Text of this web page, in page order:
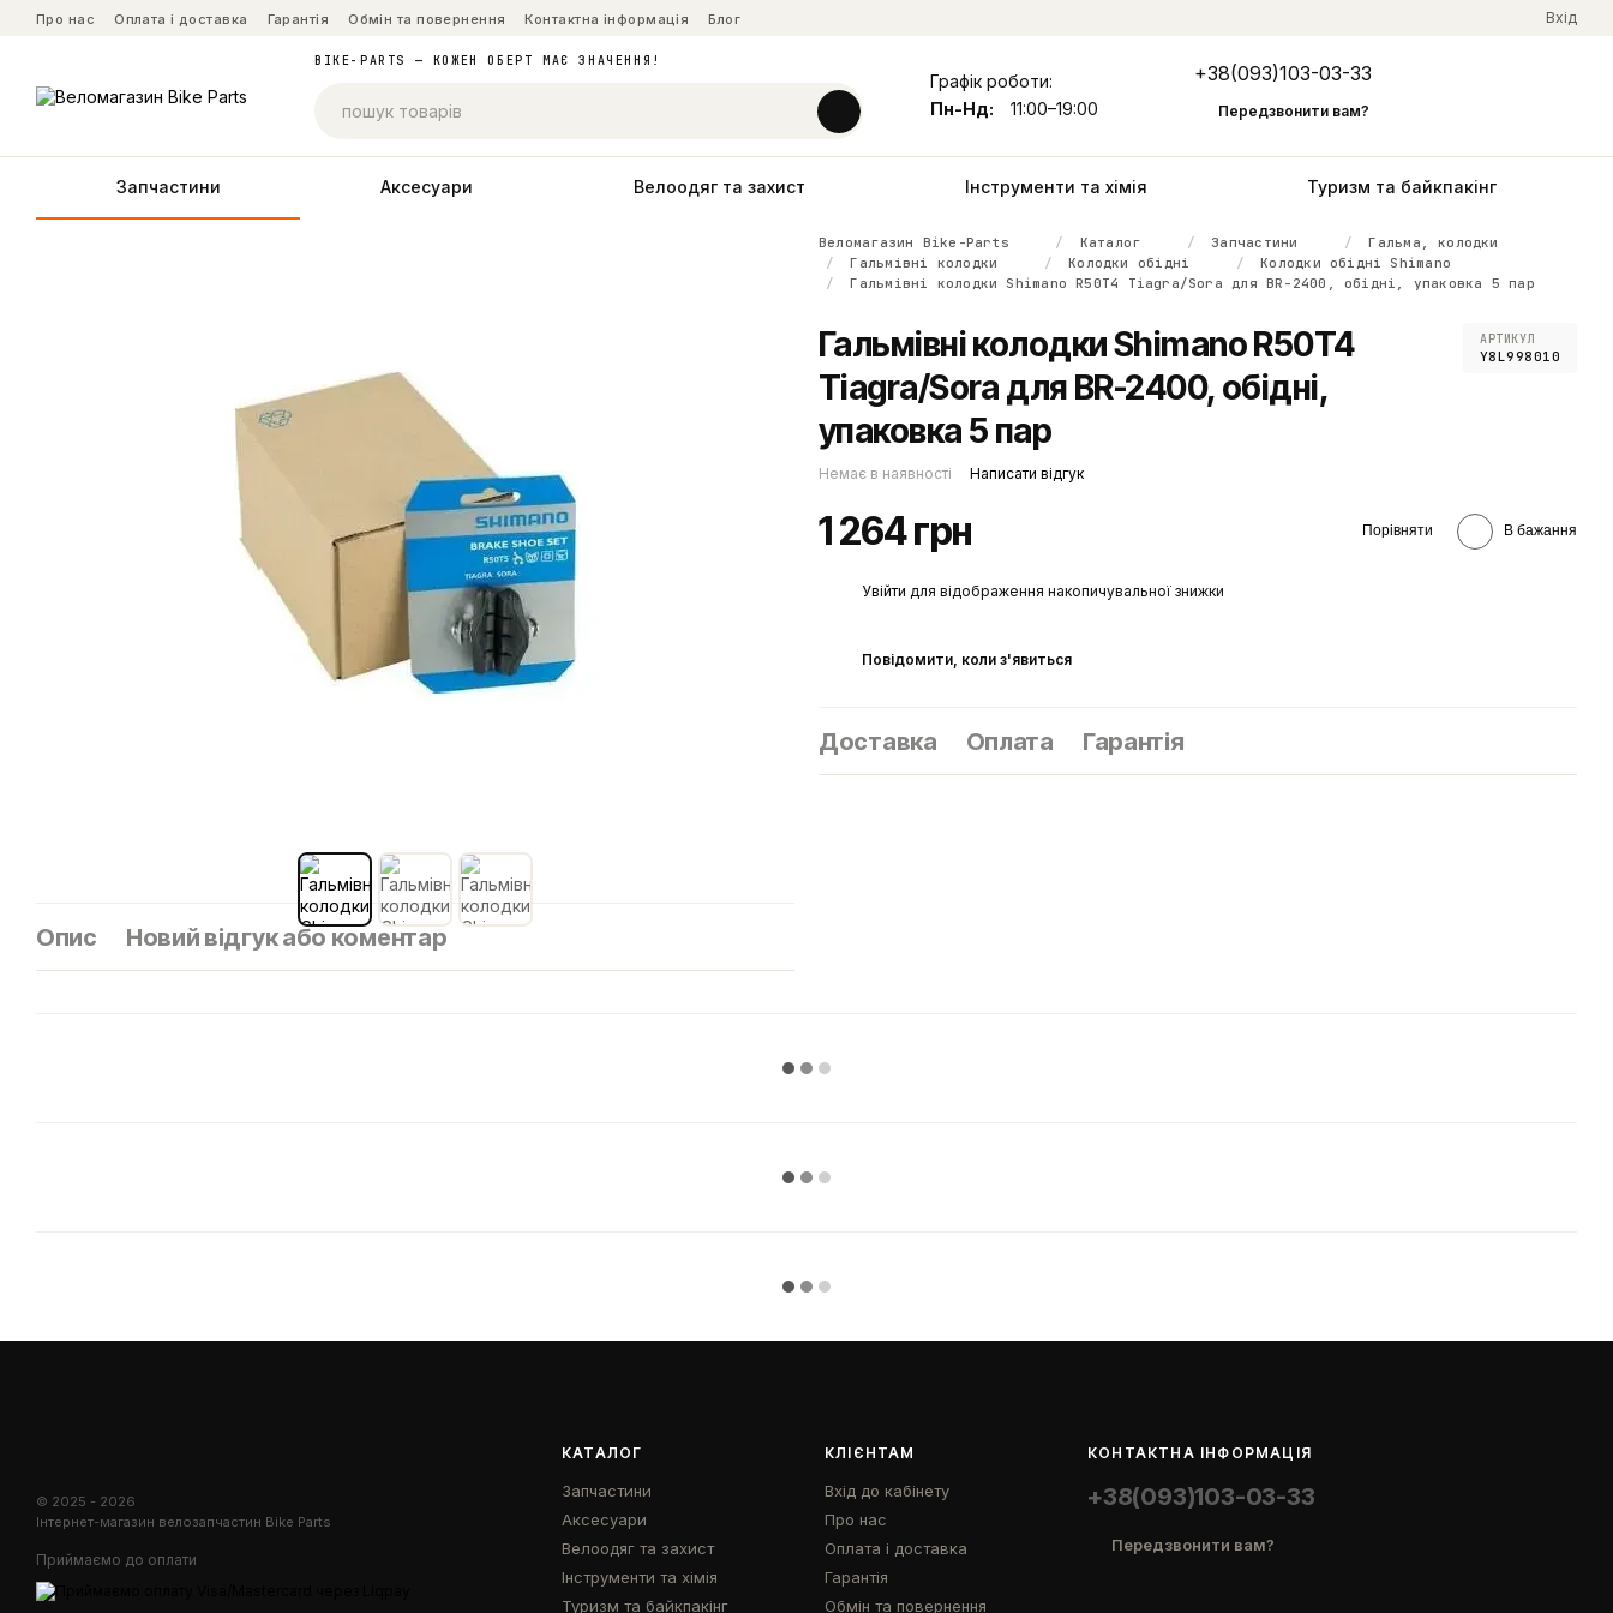
Перейти до основного контенту
Про нас Оплата і доставка Гарантія Обмін та повернення Контактна інформація Блог Вхід
BIKE-PARTS — КОЖЕН ОБЕРТ МАЄ ЗНАЧЕННЯ!
Графік роботи:
Пн-Нд:
11:00–19:00
+38(093)103-03-33
Передзвонити вам?
Запчастини Аксесуари Велоодяг та захист Інструменти та хімія Туризм та байкпакінг
Опис Новий відгук або коментар
Веломагазин Bike-Parts Каталог Запчастини
Гальма, колодки
Гальмівні колодки
Колодки обідні
Колодки обідні Shimano
Гальмівні колодки Shimano R50T4 Tiagra/Sora для BR-2400, обідні, упаковка 5 пар
Гальмівні колодки Shimano R50T4
Tiagra/Sora для BR-2400, обідні,
упаковка 5 пар
АРТИКУЛ
Y8L998010
Немає в наявності Написати відгук
1 264 грн Порівняти В бажання
Увійти для відображення накопичувальної знижки
Повідомити, коли з'явиться
Доставка Оплата Гарантія
© 2025 - 2026
Інтернет-магазин велозапчастин Bike Parts
Приймаємо до оплати
КАТАЛОГ
Запчастини
Аксесуари
Велоодяг та захист
Інструменти та хімія
Туризм та байкпакінг
КЛІЄНТАМ
Вхід до кабінету
Про нас
Оплата і доставка
Гарантія
Обмін та повернення
КОНТАКТНА ІНФОРМАЦІЯ
+38(093)103-03-33
Передзвонити вам?